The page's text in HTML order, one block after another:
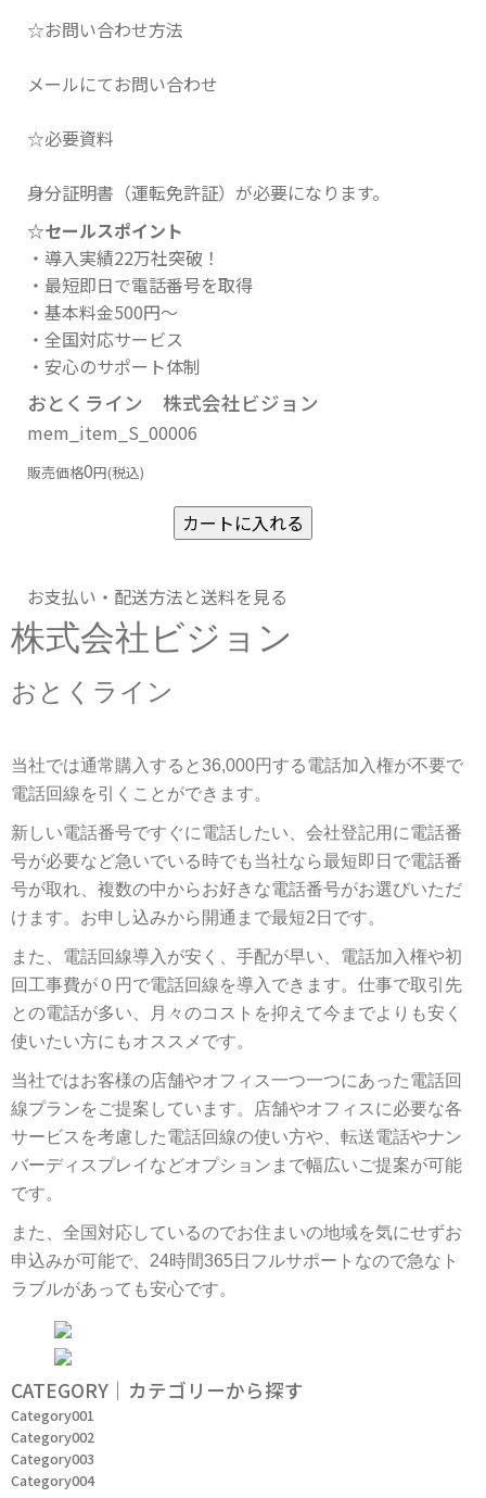
CATEGORY｜カテゴリーから探す
Category001
Category002
Category003
Category004
☆お問い合わせ方法
メールにてお問い合わせ
☆必要資料
身分証明書（運転免許証）が必要になります。
☆セールスポイント
・導入実績22万社突破！
・最短即日で電話番号を取得
・基本料金500円～
・全国対応サービス
・安心のサポート体制
おとくライン 株式会社ビジョン
mem_item_S_00006
販売価格0円(税込)
お支払い・配送方法と送料を見る
株式会社ビジョン
おとくライン
当社では通常購入すると36,000円する電話加入権が不要で
電話回線を引くことができます。
新しい電話番号ですぐに電話したい、会社登記用に電話番
号が必要など急いでいる時でも当社なら最短即日で電話番
号が取れ、複数の中からお好きな電話番号がお選びいただ
けます。お申し込みから開通まで最短2日です。
また、電話回線導入が安く、手配が早い、電話加入権や初
回工事費が０円で電話回線を導入できます。仕事で取引先
との電話が多い、月々のコストを抑えて今までよりも安く
使いたい方にもオススメです。
当社ではお客様の店舗やオフィス一つ一つにあった電話回
線プランをご提案しています。店舗やオフィスに必要な各
サービスを考慮した電話回線の使い方や、転送電話やナン
バーディスプレイなどオプションまで幅広いご提案が可能
です。
また、全国対応しているのでお住まいの地域を気にせずお
申込みが可能で、24時間365日フルサポートなので急なト
ラブルがあっても安心です。